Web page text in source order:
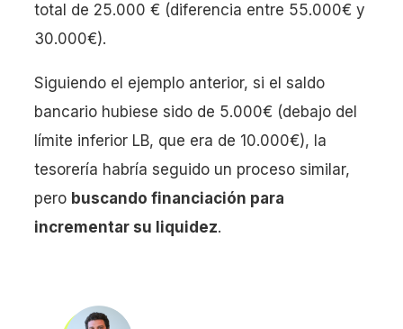
total de 25.000 € (diferencia entre 55.000€ y
30.000€).
Siguiendo el ejemplo anterior, si el saldo
bancario hubiese sido de 5.000€ (debajo del
límite inferior LB, que era de 10.000€), la
tesorería habría seguido un proceso similar,
pero buscando financiación para
incrementar su liquidez.